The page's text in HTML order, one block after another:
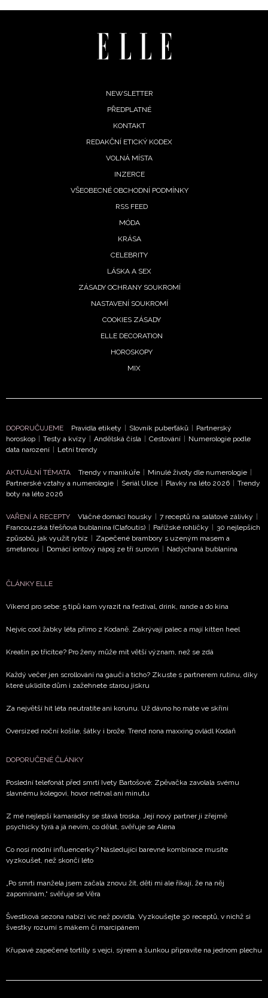
NEWSLETTER
potvrzujete, že jste se seznámili se
- BurdaMedia Extra s.r.o. bude s
Vašimi údaji pracovat zejména k organizaci a
vyhodnocení akce a zasílání novinek.
informace od našich partnerů? Pokud souhlasíte se
zpracováním údajů k tomuto účelu podle
soukromí BurdaMedia Extra s.r.o.
NEWSLETTER
PŘEDPLATNÉ
KONTAKT
REDAKČNÍ ETICKÝ KODEX
VOLNÁ MÍSTA
INZERCE
VŠEOBECNÉ OBCHODNÍ PODMÍNKY
RSS FEED
MÓDA
KRÁSA
CELEBRITY
LÁSKA A SEX
ZÁSADY OCHRANY SOUKROMÍ
NASTAVENÍ SOUKROMÍ
COOKIES ZÁSADY
ELLE DECORATION
HOROSKOPY
MIX
DOPORUČUJEME Pravidla etikety Slovník puberťáků
Partnerský
horoskop
Testy a kvízy Andělská čísla Cestování
Numerologie podle
data narození
Letní trendy
AKTUÁLNÍ TÉMATA Trendy v manikúře Minulé životy dle numerologie
Partnerské vztahy a numerologie
Seriál Ulice Plavky na léto 2026
Trendy
boty na léto 2026
VAŘENÍ A RECEPTY Vláčné domácí housky 7 receptů na salátové zálivky
Francouzská třešňová bublanina (Clafoutis)
Pařížské rohlíčky
30 nejlepších
způsobů, jak využít rybíz
Zapečené brambory s uzeným masem a
smetanou
Domácí iontový nápoj ze tří surovin Nadýchaná bublanina
ČLÁNKY ELLE
Víkend pro sebe: 5 tipů kam vyrazit na festival, drink, rande a do kina
Nejvíc cool žabky léta přímo z Kodaně. Zakrývají palec a mají kitten heel
Kreatin po třicítce? Pro ženy může mít větší význam, než se zdá
Každý večer jen scrollování na gauči a ticho? Zkuste s partnerem rutinu, díky
které uklidíte dům i zažehnete starou jiskru
Za největší hit léta neutratíte ani korunu. Už dávno ho máte ve skříni
Oversized noční košile, šátky i brože. Trend nona maxxing ovládl Kodaň
DOPORUČENÉ ČLÁNKY
Poslední telefonát před smrtí Ivety Bartošové: Zpěvačka zavolala svému
slavnému kolegovi, hovor netrval ani minutu
Z mé nejlepší kamarádky se stává troska. Její nový partner ji zřejmě
psychicky týrá a já nevím, co dělat, svěřuje se Alena
Co nosí módní influencerky? Následující barevné kombinace musíte
vyzkoušet, než skončí léto
„Po smrti manžela jsem začala znovu žít, děti mi ale říkají, že na něj
zapomínám,“ svěřuje se Věra
Švestková sezona nabízí víc než povidla. Vyzkoušejte 30 receptů, v nichž si
švestky rozumí s mákem či marcipánem
Křupavé zapečené tortilly s vejci, sýrem a šunkou připravíte na jednom plechu